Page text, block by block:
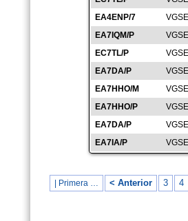
EA4ENP/7
EA7IQM/P
EC7TL/P
EA7DA/P
EA7HHO/M
EA7HHO/P
EA7DA/P
EA7IA/P
| Primera … < Anterior 3 4